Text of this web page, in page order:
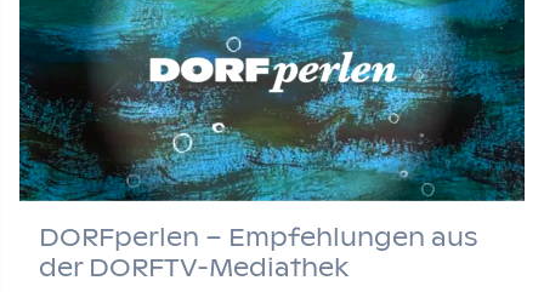
DORFperlen – Empfehlungen aus
der DORFTV-Mediathek